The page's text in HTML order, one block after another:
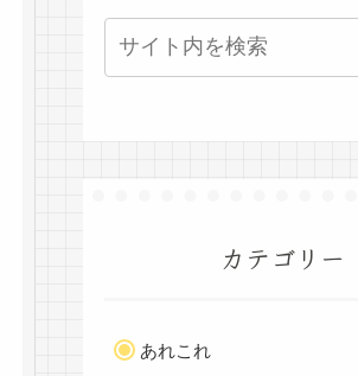
カテゴリー
あれこれ